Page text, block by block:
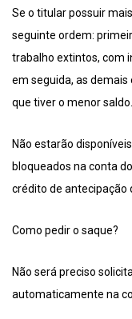
Se o titular possuir
seguinte ordem:
trabalho extintos, com
em seguida, as
que tiver o menor saldo.
Não estarão
bloqueados na conta
crédito de antecipação
Como pedir o saque?
Não será preciso
automaticamente na